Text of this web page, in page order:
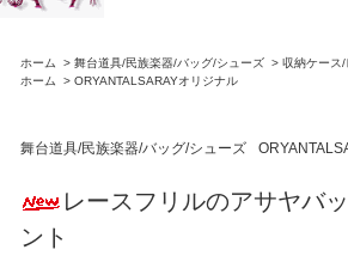
ホーム > 舞台道具/民族楽器/バッグ/シューズ > 収納ケース
ホーム
> ORYANTALSARAYオリジナル
舞台道具/民族楽器/バッグ/シューズ
レースフリルのアサヤバ
ント